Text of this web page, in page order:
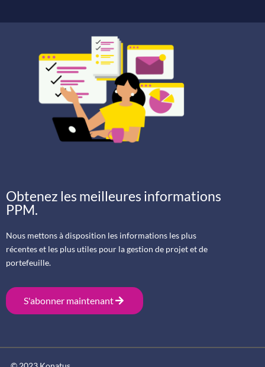
Obtenez les meilleures informations
PPM.
Nous mettons à disposition les informations les plus
récentes et les plus utiles pour la gestion de projet et de
portefeuille.
S'abonner maintenant